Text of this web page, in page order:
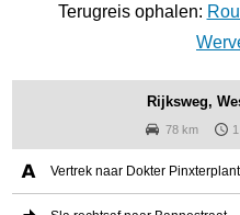
Terugreis ophalen:
Rijksweg,
78 km
Vertrek naar Dokter